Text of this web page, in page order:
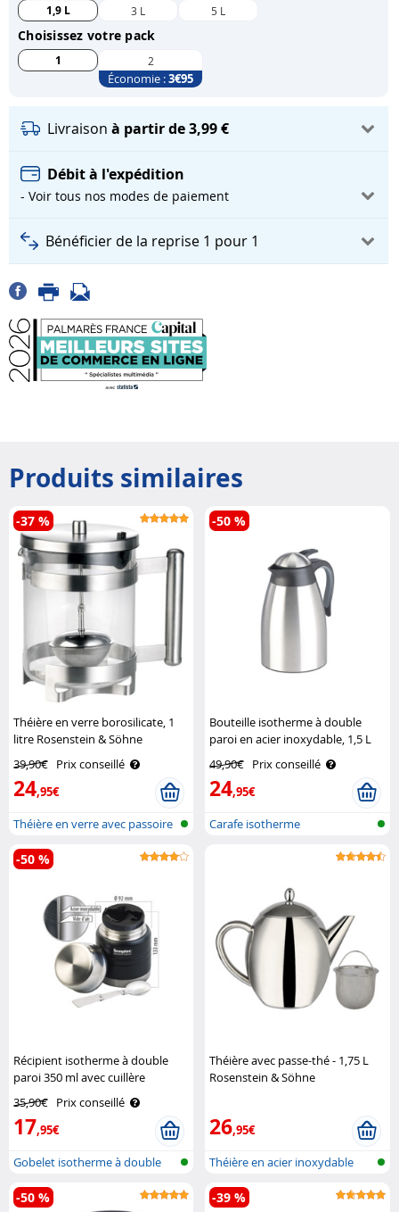
1,9 L 3 L 5 L
Choisissez votre pack
1 2
Économie :3€95
Livraison à partir de 3,99 €
Débit à l'expédition
- Voir tous nos modes de paiement
Bénéficier de la reprise 1 pour 1
Produits similaires
Théière en verre borosilicate, 1
litre Rosenstein & Söhne
39,90€ Prix conseillé
24,95€
-37 %
Théière en verre avec passoire
à th..
Bouteille isotherme à double
paroi en acier inoxydable, 1,5 L
Rosenstein & Söhne
49,90€ Prix conseillé
24,95€
-50 %
Carafe isotherme
Récipient isotherme à double
paroi 350 ml avec cuillère
35,90€ Prix conseillé
17,95€
-50 %
Gobelet isotherme à double
paroi po..
Théière avec passe-thé - 1,75 L
Rosenstein & Söhne
26,95€
Théière en acier inoxydable
-50 % -39 %